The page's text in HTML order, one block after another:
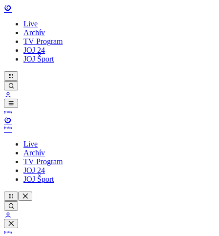
Live
Archív
TV Program
JOJ 24
JOJ Šport
Live
Archív
TV Program
JOJ 24
JOJ Šport